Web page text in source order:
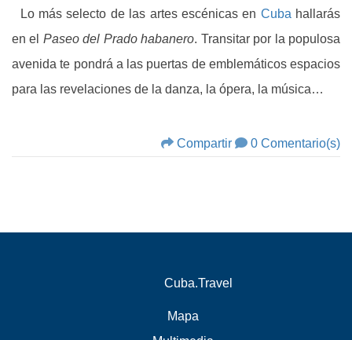
Lo más selecto de las artes escénicas en Cuba hallarás
en el Paseo del Prado habanero. Transitar por la populosa
avenida te pondrá a las puertas de emblemáticos espacios
para las revelaciones de la danza, la ópera, la música…
Compartir 0 Comentario(s)
Cuba.Travel
Mapa